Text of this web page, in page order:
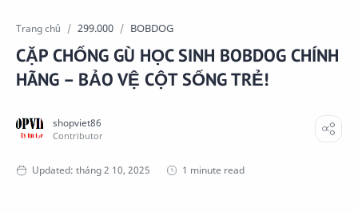
Trang chủ 299.000 BOBDOG
CẶP CHỐNG GÙ HỌC SINH BOBDOG CHÍNH
HÃNG – BẢO VỆ CỘT SỐNG TRẺ!
1 minute read